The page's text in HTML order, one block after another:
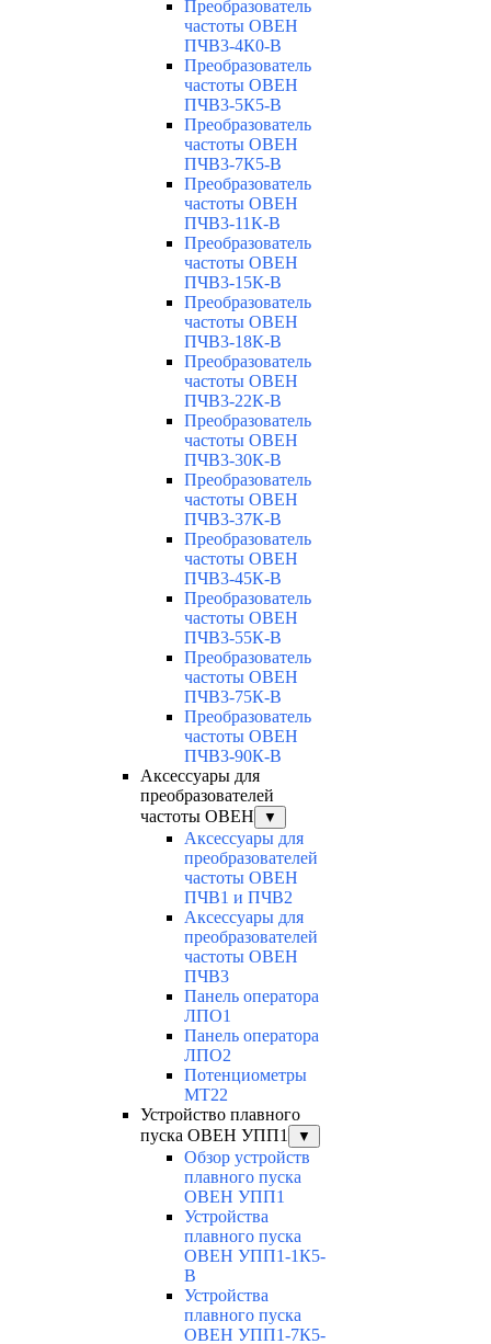
Преобразователь
частоты ОВЕН
ПЧВ3-4К0-В
Преобразователь
частоты ОВЕН
ПЧВ3-5К5-В
Преобразователь
частоты ОВЕН
ПЧВ3-7К5-В
Преобразователь
частоты ОВЕН
ПЧВ3-11К-В
Преобразователь
частоты ОВЕН
ПЧВ3-15К-В
Преобразователь
частоты ОВЕН
ПЧВ3-18К-В
Преобразователь
частоты ОВЕН
ПЧВ3-22К-В
Преобразователь
частоты ОВЕН
ПЧВ3-30К-В
Преобразователь
частоты ОВЕН
ПЧВ3-37К-В
Преобразователь
частоты ОВЕН
ПЧВ3-45К-В
Преобразователь
частоты ОВЕН
ПЧВ3-55К-В
Преобразователь
частоты ОВЕН
ПЧВ3-75К-В
Преобразователь
частоты ОВЕН
ПЧВ3-90К-В
Аксессуары для
преобразователей
частоты ОВЕН
▼
Аксессуары для
преобразователей
частоты ОВЕН
ПЧВ1 и ПЧВ2
Аксессуары для
преобразователей
частоты ОВЕН
ПЧВ3
Панель оператора
ЛПО1
Панель оператора
ЛПО2
Потенциометры
MT22
Устройство плавного
пуска ОВЕН УПП1
▼
Обзор устройств
плавного пуска
ОВЕН УПП1
Устройства
плавного пуска
ОВЕН УПП1-1К5-
В
Устройства
плавного пуска
ОВЕН УПП1-7К5-